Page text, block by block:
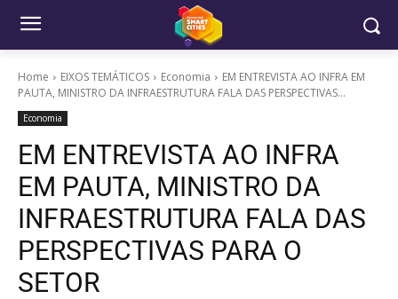
Home EIXOS TEMÁTICOS Economia
EM ENTREVISTA AO INFRA EM
PAUTA, MINISTRO DA INFRAESTRUTURA FALA DAS PERSPECTIVAS...
Economia
EM ENTREVISTA AO INFRA
EM PAUTA, MINISTRO DA
INFRAESTRUTURA FALA DAS
PERSPECTIVAS PARA O
SETOR